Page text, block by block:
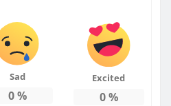
Sad
0%
Excited
0%